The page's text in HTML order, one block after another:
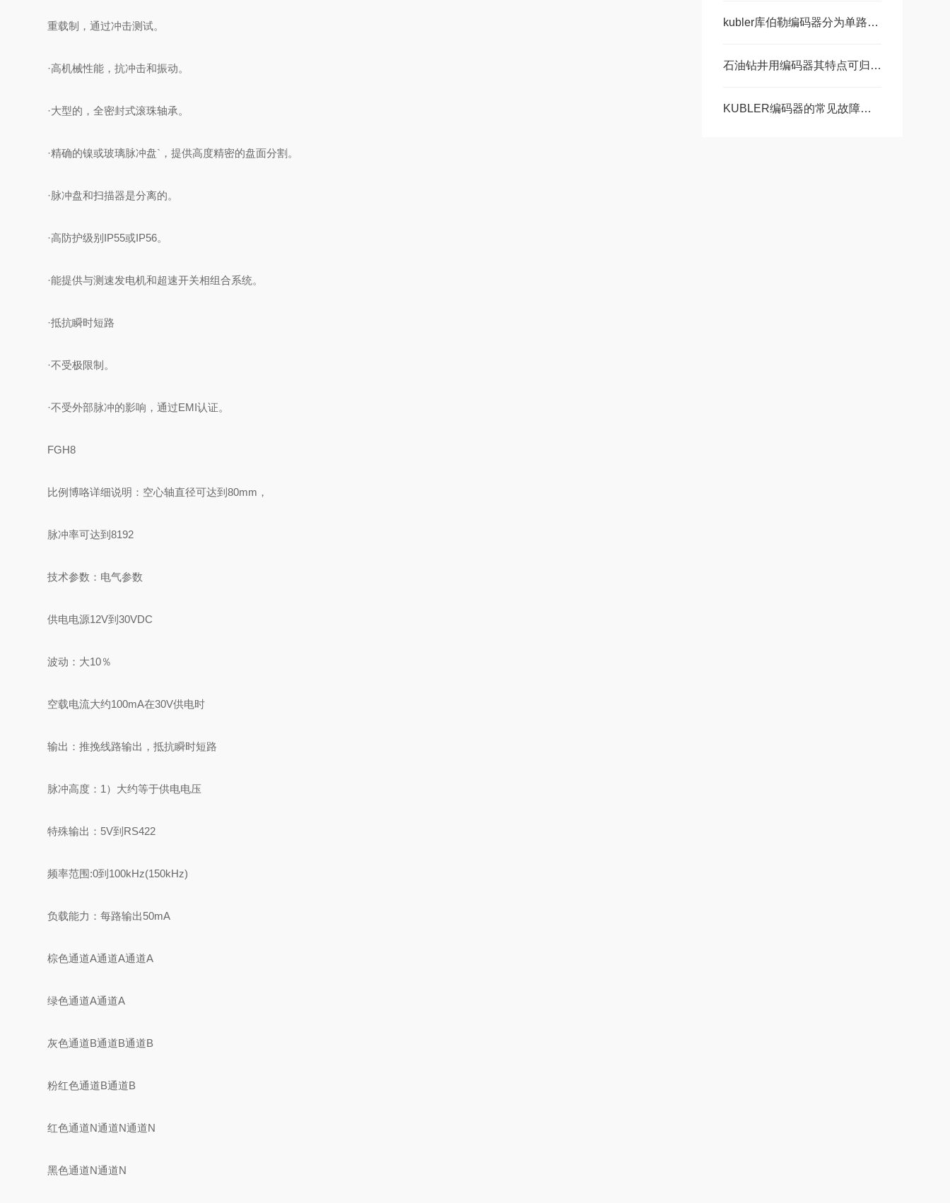
kubler库伯勒编码器分为单路输出和双路输出两种
石油钻井用编码器其特点可归纳为以下五个方面
KUBLER编码器的常见故障说明
重载制，通过冲击测试。
·高机械性能，抗冲击和振动。
·大型的，全密封式滚珠轴承。
·精确的镍或玻璃脉冲盘`，提供高度精密的盘面分割。
·脉冲盘和扫描器是分离的。
·高防护级别IP55或IP56。
·能提供与测速发电机和超速开关相组合系统。
·抵抗瞬时短路
·不受极限制。
·不受外部脉冲的影响，通过EMI认证。
FGH8
比例博咯详细说明：空心轴直径可达到80mm，
脉冲率可达到8192
技术参数：电气参数
供电电源12V到30VDC
波动：大10％
空载电流大约100mA在30V供电时
输出：推挽线路输出，抵抗瞬时短路
脉冲高度：1）大约等于供电电压
特殊输出：5V到RS422
频率范围:0到100kHz(150kHz)
负载能力：每路输出50mA
棕色通道A通道A通道A
绿色通道A通道A
灰色通道B通道B通道B
粉红色通道B通道B
红色通道N通道N通道N
黑色通道N通道N